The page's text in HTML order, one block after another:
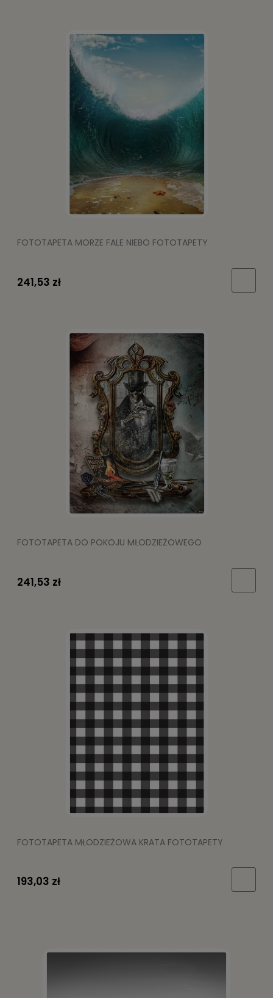
FOTOTAPETA MORZE FALE NIEBO FOTOTAPETY
241,53 zł
FOTOTAPETA DO POKOJU MŁODZIEŻOWEGO
241,53 zł
FOTOTAPETA MŁODZIEŻOWA KRATA FOTOTAPETY
193,03 zł